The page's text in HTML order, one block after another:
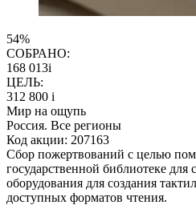
54%
СОБРАНО:
168 013i
ЦЕЛЬ:
312 800 i
Мир на ощупь
Россия. Все регионы
Код акции: 207163
Сбор пожертвований с целью
государственной библиотеке
оборудования для создания
доступных форматов чтения.